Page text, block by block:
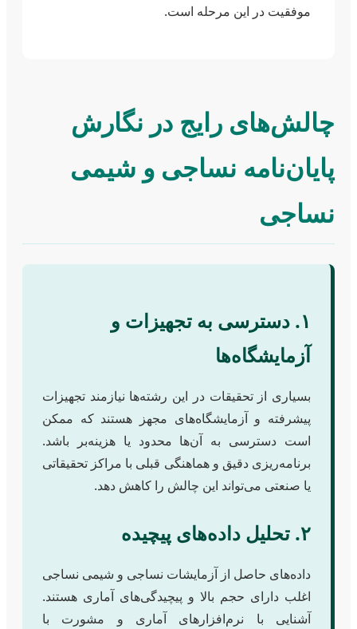
موفقیت در این مرحله است.
چالش‌های رایج در نگارش
پایان‌نامه نساجی و شیمی
نساجی
۱. دسترسی به تجهیزات و
آزمایشگاه‌ها
بسیاری از تحقیقات در این رشته‌ها نیازمند تجهیزات
پیشرفته و آزمایشگاه‌های مجهز هستند که ممکن
است دسترسی به آن‌ها محدود یا هزینه‌بر باشد.
برنامه‌ریزی دقیق و هماهنگی قبلی با مراکز تحقیقاتی
یا صنعتی می‌تواند این چالش را کاهش دهد.
۲. تحلیل داده‌های پیچیده
داده‌های حاصل از آزمایشات نساجی و شیمی نساجی
اغلب دارای حجم بالا و پیچیدگی‌های آماری هستند.
آشنایی با نرم‌افزارهای آماری و مشورت با